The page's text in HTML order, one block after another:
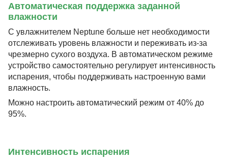
Автоматическая поддержка заданной
влажности
С увлажнителем Neptune больше нет необходимости
отслеживать уровень влажности и переживать из-за
чрезмерно сухого воздуха. В автоматическом режиме
устройство самостоятельно регулирует интенсивность
испарения, чтобы поддерживать настроенную вами
влажность.
Можно настроить автоматический режим от 40% до
95%.
Интенсивность испарения